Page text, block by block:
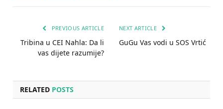
PREVIOUS ARTICLE
Tribina u CEI Nahla: Da li
vas dijete razumije?
NEXT ARTICLE
GuGu Vas vodi u SOS Vrtić
RELATED POSTS